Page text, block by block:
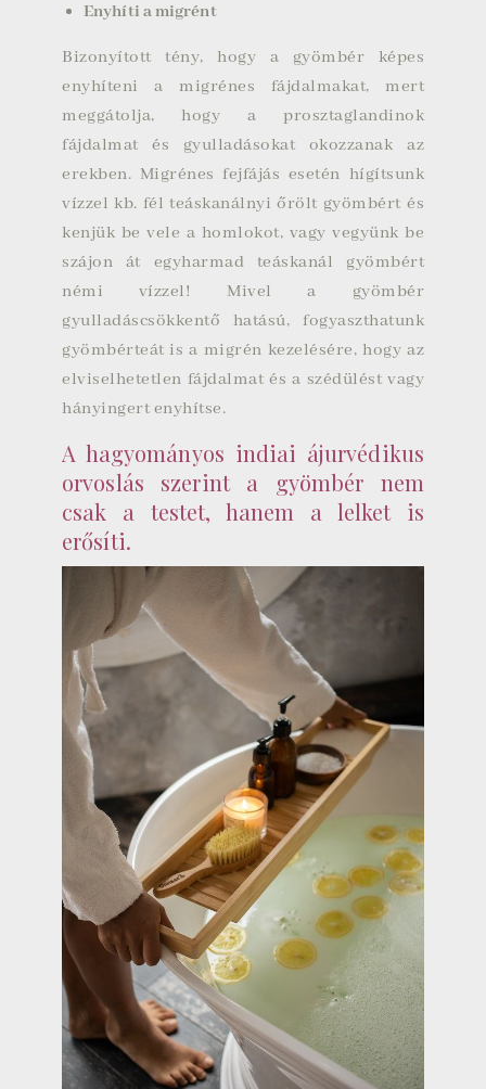
Enyhíti a migrént
Bizonyított tény, hogy a gyömbér képes
enyhíteni a migrénes fájdalmakat, mert
meggátolja, hogy a prosztaglandinok
fájdalmat és gyulladásokat okozzanak az
erekben. Migrénes fejfájás esetén hígítsunk
vízzel kb. fél teáskanálnyi őrölt gyömbért és
kenjük be vele a homlokot, vagy vegyünk be
szájon át egyharmad teáskanál gyömbért
némi vízzel! Mivel a gyömbér
gyulladáscsökkentő hatású, fogyaszthatunk
gyömbérteát is a migrén kezelésére, hogy az
elviselhetetlen fájdalmat és a szédülést vagy
hányingert enyhítse.
A hagyományos indiai ájurvédikus
orvoslás szerint a gyömbér nem
csak a testet, hanem a lelket is
erősíti.